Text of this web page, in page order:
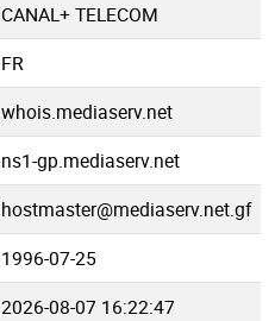
CANAL+ TELECOM
FR
whois.mediaserv.net
ns1-gp.mediaserv.net
hostmaster@mediaserv.net.gf
1996-07-25
2026-08-07 16:22:47